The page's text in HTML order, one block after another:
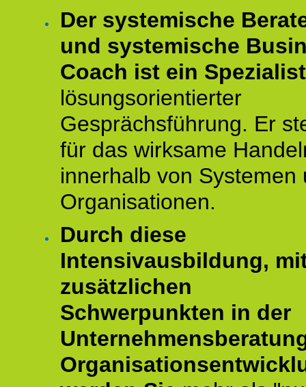
Der systemische
und systemische
Coach ist ein
lösungsorientierter
Gesprächsführung. Er
für das wirksame
innerhalb von Systemen
Organisationen.
Durch diese
Intensivausbildung,
zusätzlichen
Schwerpunkten in der